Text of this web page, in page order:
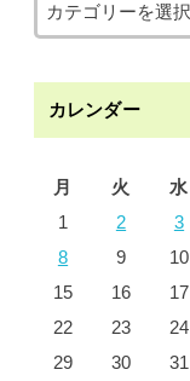
カレンダー
月
火 水
1
2 3
8
9 10
15
16 17
22
23 24
29
30
31